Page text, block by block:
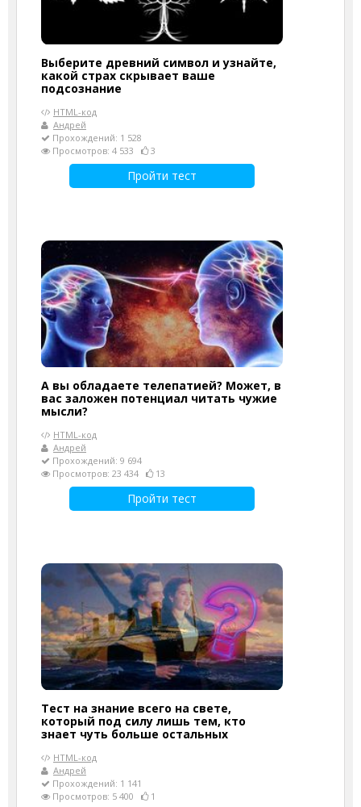
Выберите древний символ и узнайте,
какой страх скрывает ваше
подсознание
HTML-код
Андрей
Прохождений: 1 528
Просмотров: 4 533
3
Пройти тест
А вы обладаете телепатией? Может, в
вас заложен потенциал читать чужие
мысли?
HTML-код
Андрей
Прохождений: 9 694
Просмотров: 23 434
13
Пройти тест
Тест на знание всего на свете,
который под силу лишь тем, кто
знает чуть больше остальных
HTML-код
Андрей
Прохождений: 1 141
Просмотров: 5 400
1